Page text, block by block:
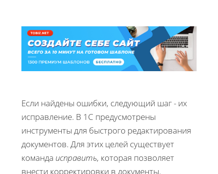
Если найдены ошибки, следующий шаг - их
исправление. В 1С предусмотрены
инструменты для быстрого редактирования
документов. Для этих целей существует
команда исправить, которая позволяет
внести корректировки в документы.